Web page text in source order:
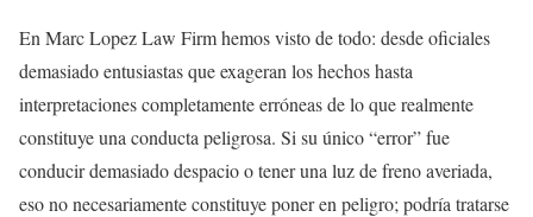
En Marc Lopez Law Firm hemos visto de todo: desde oficiales
demasiado entusiastas que exageran los hechos hasta
interpretaciones completamente erróneas de lo que realmente
constituye una conducta peligrosa. Si su único “error” fue
conducir demasiado despacio o tener una luz de freno averiada,
eso no necesariamente constituye poner en peligro; podría tratarse